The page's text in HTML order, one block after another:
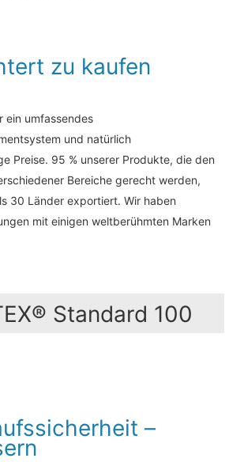
zu kaufen
ein umfassendes
und natürlich
Preise. 95 % unserer Produkte, die den
Bereiche gerecht werden,
30 Länder exportiert. Wir haben
mit einigen weltberühmten Marken
Standard 100
–